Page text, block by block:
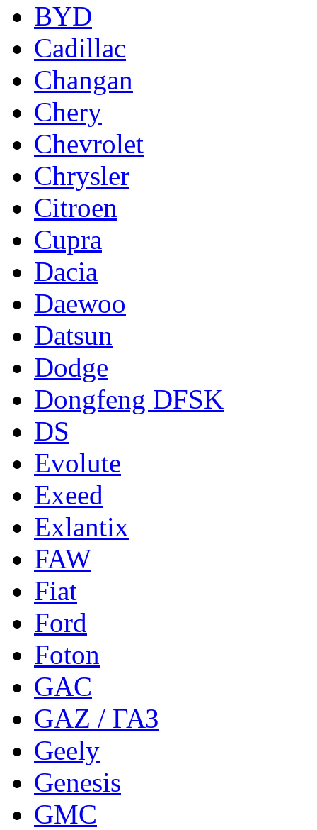
BYD
Cadillac
Changan
Chery
Chevrolet
Chrysler
Citroen
Cupra
Dacia
Daewoo
Datsun
Dodge
Dongfeng DFSK
DS
Evolute
Exeed
Exlantix
FAW
Fiat
Ford
Foton
GAC
GAZ / ГАЗ
Geely
Genesis
GMC